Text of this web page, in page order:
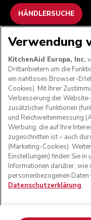
HÄNDLERSUCHE
Verwendung
KitchenAid Europa, Inc.
Drittanbietern um die
ein nahtloses Browser-
Cookies). Mit Ihrer
Verbesserung der
zusätzlicher Funktionen
und Reichweitenmessung
Werbung, die auf Ihre
zugeschnitten ist – auch
(Marketing-Cookies).
Einstellungen) finden Sie in
Informationen darüber,
personenbezogenen
Datenschutzerklärung.